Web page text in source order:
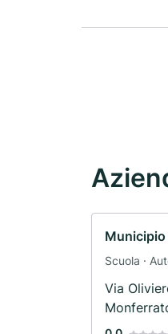
Scuola ·
Via